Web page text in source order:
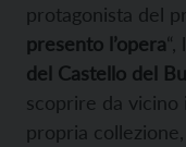
protagonista del
presento l’opera
del Castello del
scoprire da vicino
propria